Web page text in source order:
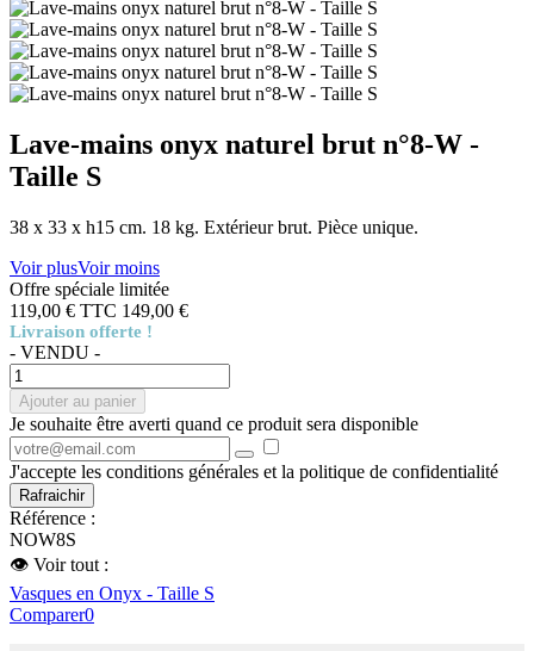
Lave-mains onyx naturel brut n°8-W -
Taille S
38 x 33 x h15 cm. 18 kg. Extérieur brut. Pièce unique.
Voir plusVoir moins
Offre spéciale limitée
119,00 € TTC 149,00 €
Livraison offerte !
- VENDU -
Ajouter au panier
Je souhaite être averti quand ce produit sera disponible
J'accepte les conditions générales et la politique de confidentialité
Référence :
NOW8S
👁 Voir tout :
Vasques en Onyx - Taille S
Comparer0